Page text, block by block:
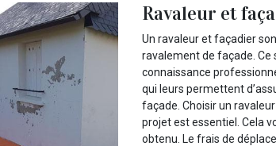
Ravaleur et
Un ravaleur et façadier
ravalement de façade. Ce
connaissance
qui leurs permettent
façade. Choisir un
projet est essentiel. Cela
obtenu. Le frais de